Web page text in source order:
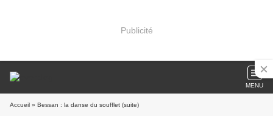
Publicité
MENU
Accueil » Bessan : la danse du soufflet (suite)